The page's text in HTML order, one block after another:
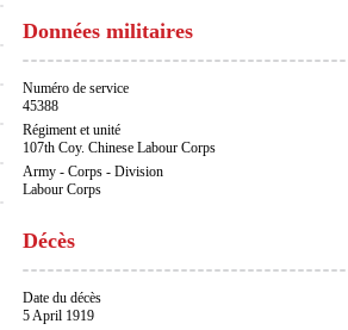
Données militaires
Numéro de service
45388
Régiment et unité
107th Coy. Chinese Labour Corps
Army - Corps - Division
Labour Corps
Décès
Date du décès
5 April 1919